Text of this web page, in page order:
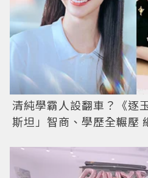
清純學霸人設翻車？《逐
斯坦」智商、學歷全輾壓